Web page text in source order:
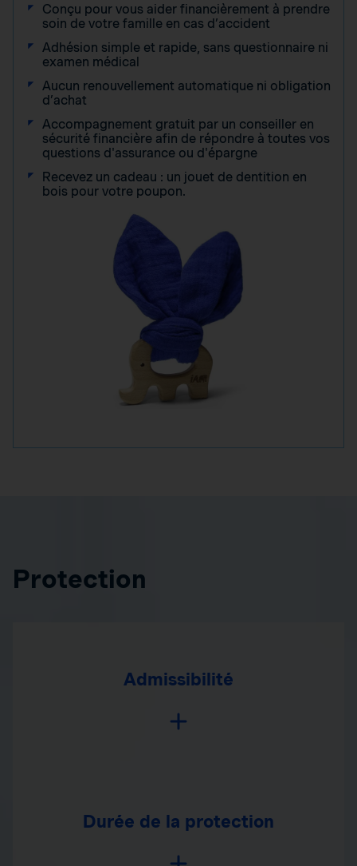
Conçu pour vous aider financièrement à prendre
soin de votre famille en cas d’accident
Adhésion simple et rapide, sans questionnaire ni
examen médical
Aucun renouvellement automatique ni obligation
d’achat
Accompagnement gratuit par un conseiller en
sécurité financière afin de répondre à toutes vos
questions d'assurance ou d'épargne
Recevez un cadeau : un jouet de dentition en
bois pour votre poupon.
Protection
Admissibilité
Durée de la protection